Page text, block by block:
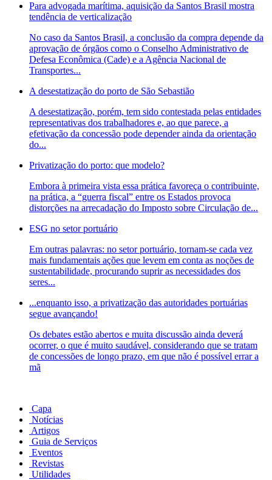
Para advogada marítima, aquisição da Santos Brasil mostra
tendência de verticalização
No caso da Santos Brasil, a conclusão da compra depende da
aprovação de órgãos como o Conselho Administrativo de
Defesa Econômica (Cade) e a Agência Nacional de
Transportes...
A desestatização do porto de São Sebastião
A desestatização, porém, tem sido contestada pelas entidades
representativas dos trabalhadores e, ao que parece, a
efetivação da concessão pode depender ainda da orientação
do...
Privatização do porto: que modelo?
Embora à primeira vista essa prática favoreça o contribuinte,
na prática, a “guerra fiscal” entre os Estados provoca
distorções na arrecadação do Imposto sobre Circulação de...
ESG no setor portuário
Em outras palavras: no setor portuário, tornam-se cada vez
mais fundamentais ações que levem em conta as noções de
sustentabilidade, procurando suprir as necessidades dos
seres...
...enquanto isso, a privatização das autoridades portuárias
segue avançando!
Os debates estão abertos e muita discussão ainda deverá
ocorrer, o que é muito saudável, considerando que se tratam
de concessões de longo prazo, em que não é possível errar a
mã
Capa
Notícias
Artigos
Guia de Serviços
Eventos
Revistas
Utilidades